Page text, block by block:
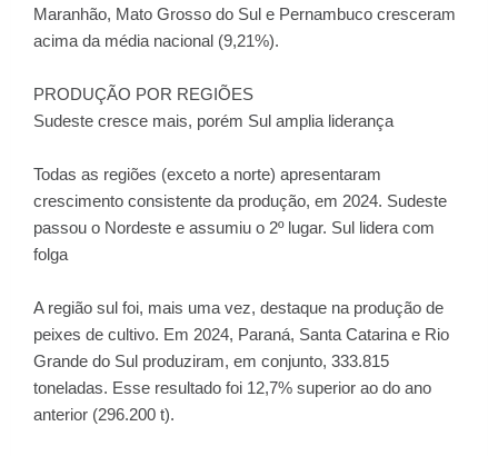
Maranhão, Mato Grosso do Sul e Pernambuco cresceram
acima da média nacional (9,21%).
PRODUÇÃO POR REGIÕES
Sudeste cresce mais, porém Sul amplia liderança
Todas as regiões (exceto a norte) apresentaram
crescimento consistente da produção, em 2024. Sudeste
passou o Nordeste e assumiu o 2º lugar. Sul lidera com
folga
A região sul foi, mais uma vez, destaque na produção de
peixes de cultivo. Em 2024, Paraná, Santa Catarina e Rio
Grande do Sul produziram, em conjunto, 333.815
toneladas. Esse resultado foi 12,7% superior ao do ano
anterior (296.200 t).